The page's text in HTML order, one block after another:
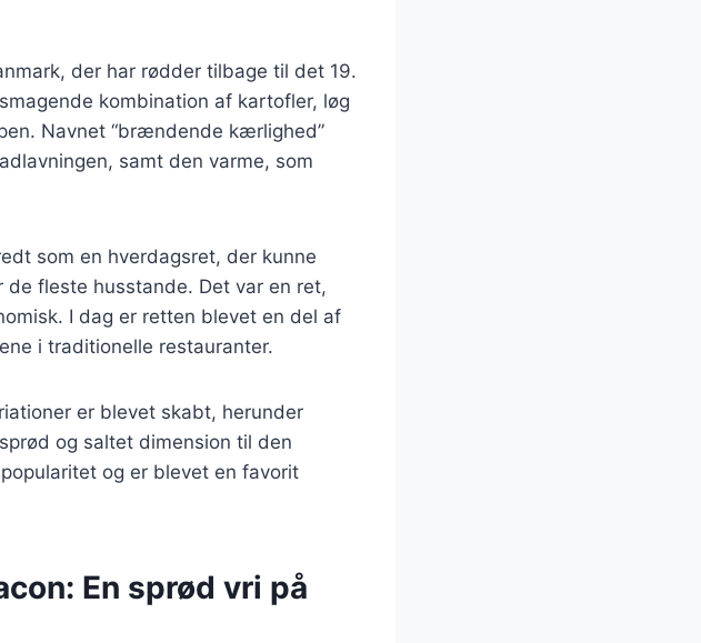
der har rødder tilbage til det 19.
kombination af kartofler, løg
Navnet “brændende kærlighed”
samt den varme, som
som en hverdagsret, der kunne
fleste husstande. Det var en ret,
I dag er retten blevet en del af
i traditionelle restauranter.
er blevet skabt, herunder
og saltet dimension til den
og er blevet en favorit
En sprød vri på